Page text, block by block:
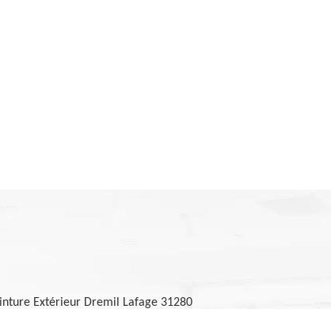
Extérieur Dremil Lafage 31280